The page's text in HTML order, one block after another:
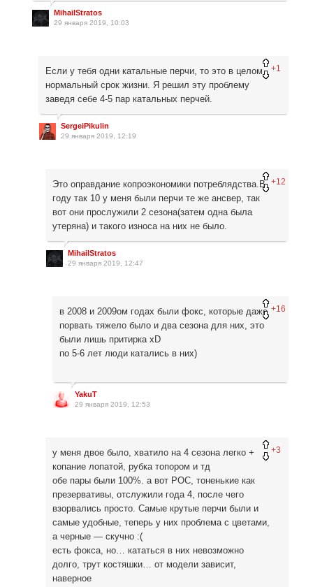
MihailStratos
29 января 2019, 10:03
+1
Если у тебя одни катальные перчи, то это в целом
нормальный срок жизни. Я решил эту проблему
заведя себе 4-5 пар катальных перчей.
SergeiPikulin
29 января 2019, 12:19
+12
Это оправдание копроэкономики потреблядства.В
году так 10 у меня были перчи те же ансвер, так
вот они прослужили 2 сезона(затем одна была
утеряна) и такого износа на них не было.
MihailStratos
29 января 2019, 12:47
+16
в 2008 и 2009ом годах были фокс, которые даже
порвать тяжело было и два сезона для них, это
были лишь притирка xD
по 5-6 лет люди катались в них)
YakuT
29 января 2019, 12:53
+3
у меня двое было, хватило на 4 сезона легко +
копание лопатой, рубка топором и тд
обе пары были 100%. а вот РОС, тоненькие как
презервативы, отслужили года 4, после чего
взорвались просто. Самые крутые перчи были и
самые удобные, теперь у них проблема с цветами,
а черные — скучно :(
есть фокса, но… кататься в них невозможно
долго, трут костяшки… от модели зависит,
наверное